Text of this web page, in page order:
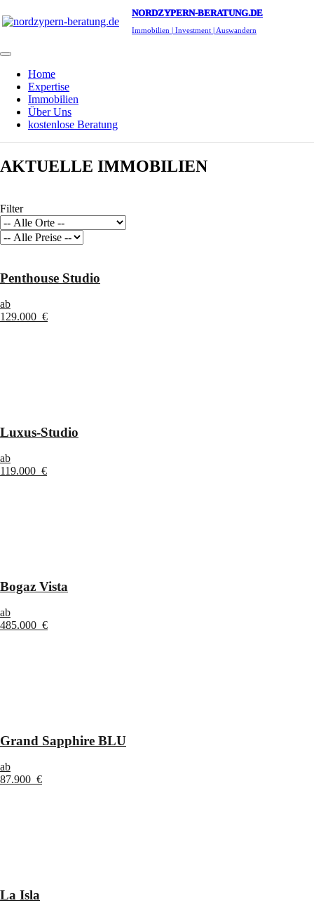
NORDZYPERN-BERATUNG.DE
Immobilien | Investment | Auswandern
Home
Expertise
Immobilien
Über Uns
kostenlose Beratung
AKTUELLE IMMOBILIEN
Filter
Penthouse Studio
ab
129.000 €
Luxus-Studio
ab
119.000 €
Bogaz Vista
ab
485.000 €
Grand Sapphire BLU
ab
87.900 €
La Isla